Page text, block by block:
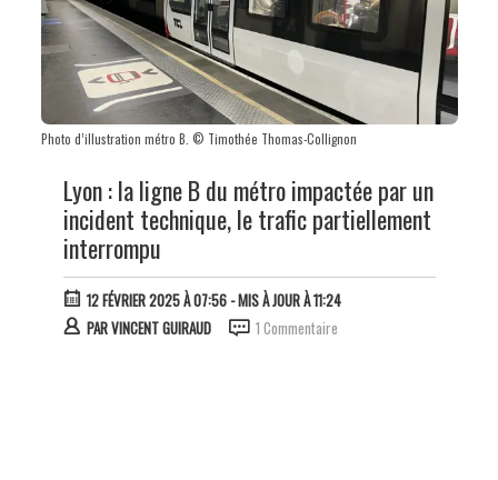
Photo d’illustration métro B. © Timothée Thomas-Collignon
Lyon : la ligne B du métro impactée par un
incident technique, le trafic partiellement
interrompu
12 FÉVRIER 2025 À 07:56- MIS À JOUR À 11:24
PARVINCENT GUIRAUD 1 Commentaire